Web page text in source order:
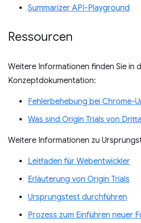
Summarizer API-Playground
Ressourcen
Weitere Informationen finden Sie in
Konzeptdokumentation:
Fehlerbehebung bei Chrome-
Was sind Origin Trials von
Weitere Informationen zu
Leitfaden für Webentwickler
Erläuterung von Origin Trials
Ursprungstest durchführen
Prozess zum Einführen neuer